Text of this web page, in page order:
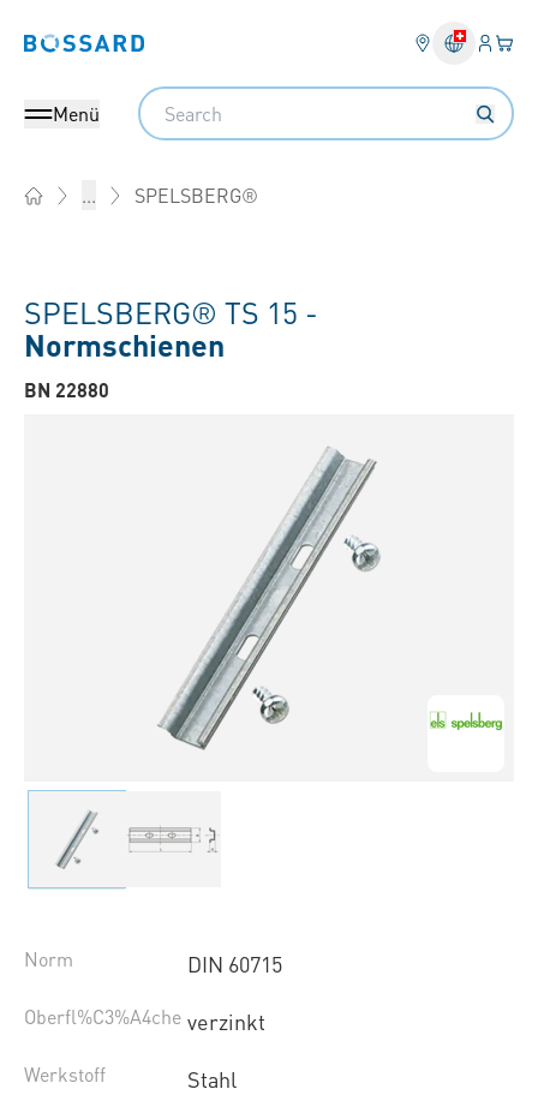
Bossard homepage Ihr
Menü
Search
... SPELSBERG®
SPELSBERG® TS 15 -
Normschienen
BN 22880
Norm DIN 60715
Oberfl%C3%A4che verzinkt
Werkstoff Stahl